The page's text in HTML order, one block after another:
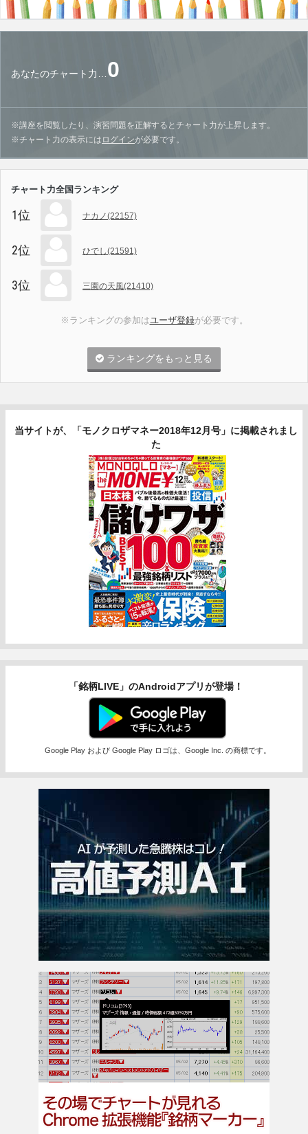
あなたのチャート力…0
※講座を閲覧したり、演習問題を正解するとチャート力が上昇します。
※チャート力の表示には ログインが必要です。
チャート力全国ランキング
1位 ナカノ(22157)
2位 ひでし(21591)
3位 三園の天風(21410)
※ランキングの参加はユーザ登録が必要です。
ランキングをもっと見る
当サイトが、「モノクロザマネー2018年12月号」に掲載されまし
た
「銘柄LIVE」のAndroidアプリが登場！
Google Play および Google Play ロゴは、Google Inc. の商標です。